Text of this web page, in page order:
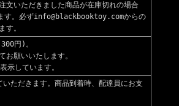
文いただきました商品が在庫切れの場合
す。必ずinfo@blackbooktoy.comからの
す。
円)。
お願いいたします。
示しています。
ただきます。商品到着時、配達員にお支